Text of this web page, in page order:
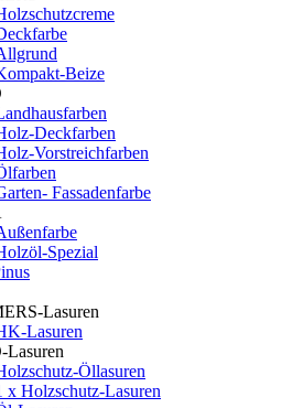
Beize
Deckfarben
Vorstreichfarben
Fassadenfarbe
Spezial
Lasuren
Lasuren
Lasuren
Öllasuren
x Holzschutz-Lasuren